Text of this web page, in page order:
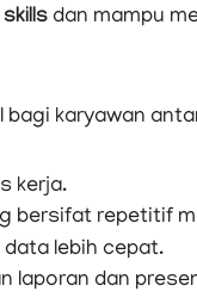
dan mampu
karyawan
kerja.
bersifat repetitif
lebih cepat.
laporan dan